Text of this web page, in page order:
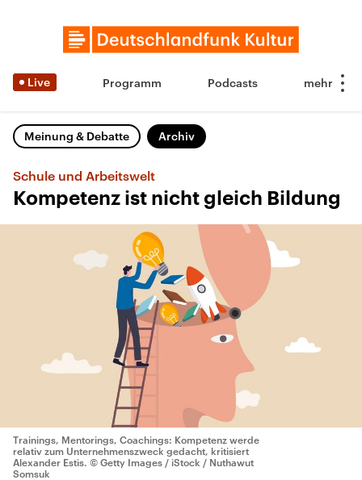
Live Programm Podcasts
Meinung & Debatte Archiv
Schule und Arbeitswelt
Kompetenz ist nicht gleich Bildung
Trainings, Mentorings, Coachings: Kompetenz werde
relativ zum Unternehmenszweck gedacht, kritisiert
Alexander Estis. © Getty Images / iStock / Nuthawut
Somsuk